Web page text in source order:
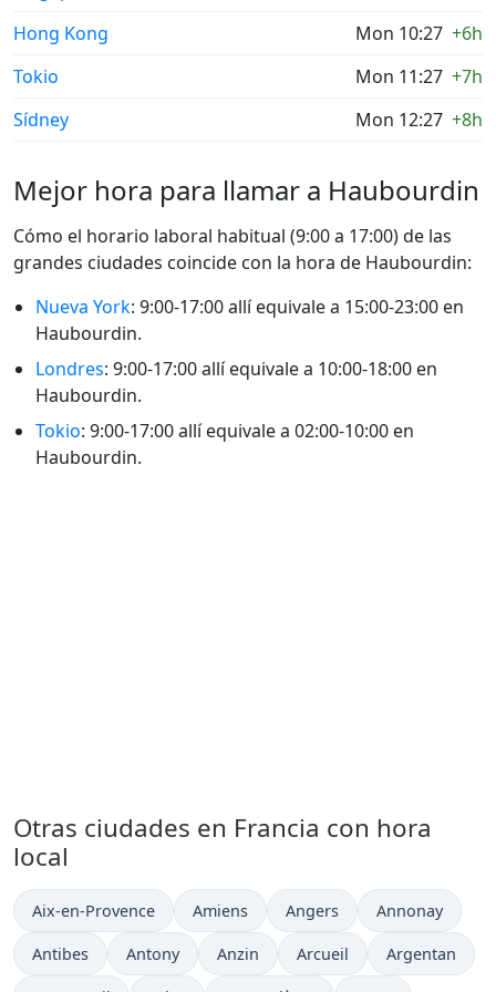
Hong Kong
Mon 10:27 +6h
Tokio
Mon 11:27 +7h
Sídney
Mon 12:27 +8h
Mejor hora para llamar a Haubourdin
Cómo el horario laboral habitual (9:00 a 17:00) de las
grandes ciudades coincide con la hora de Haubourdin:
Nueva York: 9:00-17:00 allí equivale a 15:00-23:00 en
Haubourdin.
Londres: 9:00-17:00 allí equivale a 10:00-18:00 en
Haubourdin.
Tokio: 9:00-17:00 allí equivale a 02:00-10:00 en
Haubourdin.
Otras ciudades en Francia con hora
local
Hora actual en
Aix-en-Provence Hora actual en
Amiens Hora actual en
Angers Hora actual en
Annonay
Hora actual en
Antibes Hora actual en
Antony Hora actual en
Anzin Hora actual en
Arcueil Hora actual en
Argentan